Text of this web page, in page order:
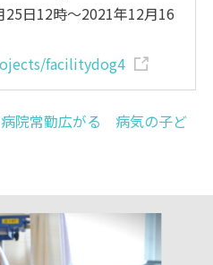
25日12時～2021年12月16
facilitydog4
院常勤広がる 病気の子ど